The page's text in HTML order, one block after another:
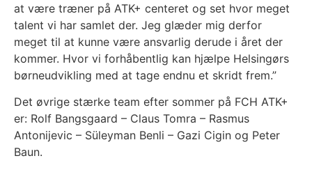
at være træner på ATK+ centeret og set hvor meget
talent vi har samlet der. Jeg glæder mig derfor
meget til at kunne være ansvarlig derude i året der
kommer. Hvor vi forhåbentlig kan hjælpe Helsingørs
børneudvikling med at tage endnu et skridt frem.”
Det øvrige stærke team efter sommer på FCH ATK+
er: Rolf Bangsgaard – Claus Tomra – Rasmus
Antonijevic – Süleyman Benli – Gazi Cigin og Peter
Baun.